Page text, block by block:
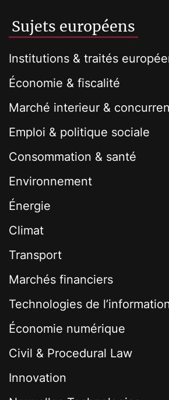
Sujets européens
Institutions & traités
Économie & fiscalité
Marché interieur &
Emploi & politique sociale
Consommation & santé
Environnement
Énergie
Climat
Transport
Marchés financiers
Technologies de
Économie numérique
Civil & Procedural Law
Innovation